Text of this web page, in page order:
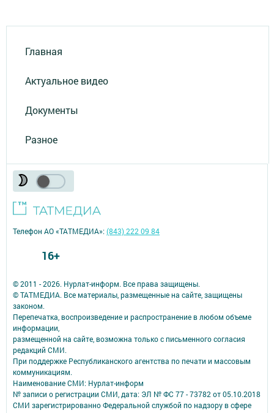
Главная
Актуальное видео
Документы
Разное
© 2011 - 2026. Нурлат-⁠информ. Все права защищены.
© ТАТМЕДИА. Все материалы, размещенные на сайте, защищены
законом.
Перепечатка, воспроизведение и распространение в любом объеме
информации,
размещенной на сайте, возможна только с письменного согласия
редакций СМИ.
При поддержке Республиканского агентства по печати и массовым
коммуникациям.
Наименование СМИ: Нурлат-⁠информ
№ записи о регистрации СМИ, дата: ЭЛ № ФС 77 -⁠ 73782 от 05.10.2018
СМИ зарегистрированно Федеральной службой по надзору в сфере
Телефон АО «ТАТМЕДИА»:(843) 222 09 84
16+